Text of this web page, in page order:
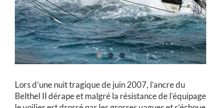
Lors d’une nuit tragique de juin 2007, l’ancre du
Belthel II dérape et malgré la résistance de l’équipage